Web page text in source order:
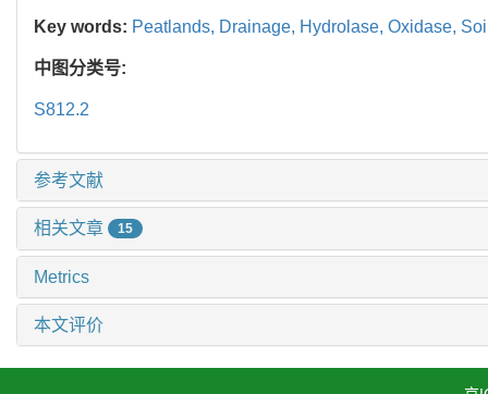
Key words: Peatlands, Drainage, Hydrolase, Oxidase,
中图分类号:
S812.2
参考文献
相关文章 15
Metrics
本文评价